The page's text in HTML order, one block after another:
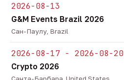
2026-08-13
G&M Events Brazil 2026
Сан-Паулу, Brazil
2026-08-17 - 2026-08-20
Crypto 2026